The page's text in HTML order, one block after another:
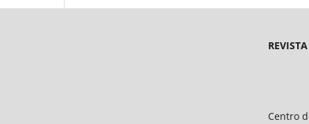
Universidade
Centro de Ciências Humanas